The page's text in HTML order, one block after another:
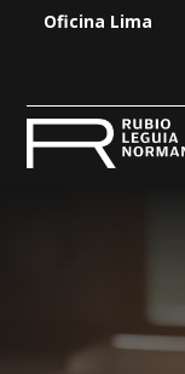
Oficina Lima